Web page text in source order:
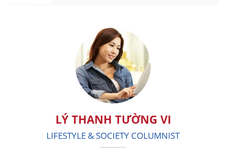
LÝ THANH TƯỜNG VI
LIFESTYLE & SOCIETY COLUMNIST